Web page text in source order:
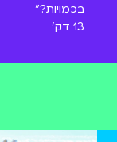
בכמויות?"
13 דק'